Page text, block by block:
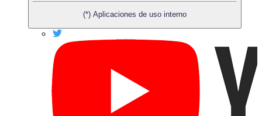
(*) Aplicaciones de uso interno